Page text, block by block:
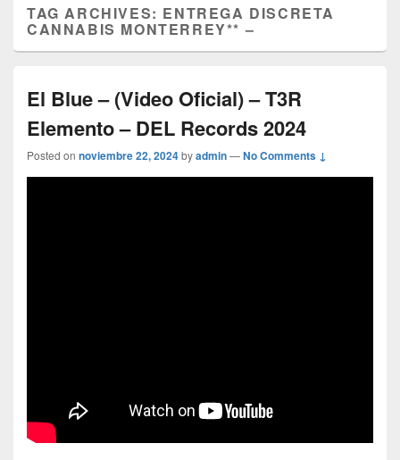
TAG ARCHIVES: ENTREGA DISCRETA
CANNABIS MONTERREY** –
El Blue – (Video Oficial) – T3R
Elemento – DEL Records 2024
Posted on noviembre 22, 2024byadmin—No Comments ↓